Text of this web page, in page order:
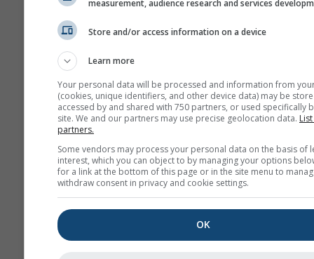
measurement, audience research and services
Store and/or access information on a device
Learn more
Your personal data will be processed and information from
(cookies, unique identifiers, and other device data) may be
accessed by and shared with 750 partners, or used specifically
site. We and our partners may use precise geolocation data.
partners.
Some vendors may process your personal data on the basis of
interest, which you can object to by managing your options
for a link at the bottom of this page or in the site menu to
withdraw consent in privacy and cookie settings.
OK